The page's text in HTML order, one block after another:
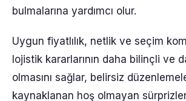
bulmalarına yardımcı olur.
Uygun fiyatlılık, netlik ve seçim
lojistik kararlarının daha bilinçli ve
olmasını sağlar, belirsiz
kaynaklanan hoş olmayan